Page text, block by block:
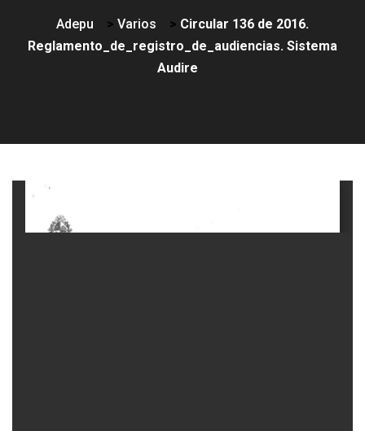
Adepu > Varios > Circular 136 de 2016.
Reglamento_de_registro_de_audiencias. Sistema
Audire